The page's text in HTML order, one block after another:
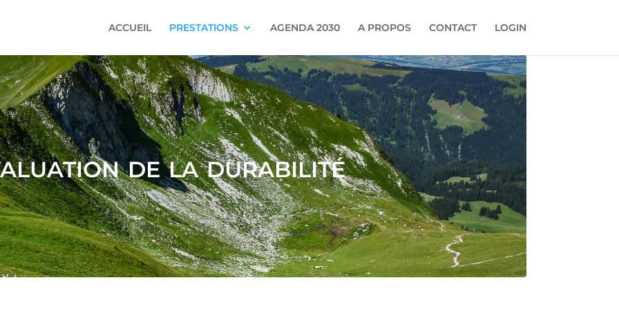
ACCUEIL PRESTATIONS AGENDA 2030 A PROPOS CONTACT LOGIN
de la durabilité